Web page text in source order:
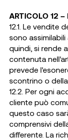
ARTICOLO 12
12.1. Le vendite
sono
quindi, si rende
contenuta
prevede
scontrino o
12.2. Per ogni
cliente può
questo caso
comprensivi
differente. La